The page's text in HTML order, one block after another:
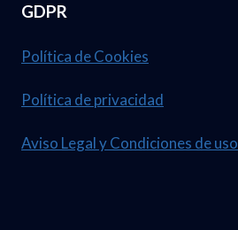
GDPR
Política de Cookies
Política de privacidad
Aviso Legal y Condiciones de uso